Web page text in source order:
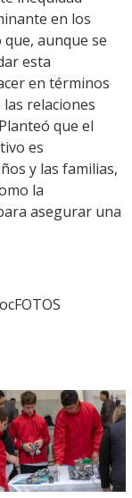
en los
aunque se
esta
en términos
relaciones
que el
es
y las familias,
la
asegurar una